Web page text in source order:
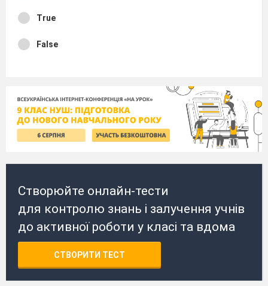
True
False
Створюйте онлайн-тести
для контролю знань і залучення учнів
до активної роботи у класі та вдома
СТВОРИТИ ТЕСТ